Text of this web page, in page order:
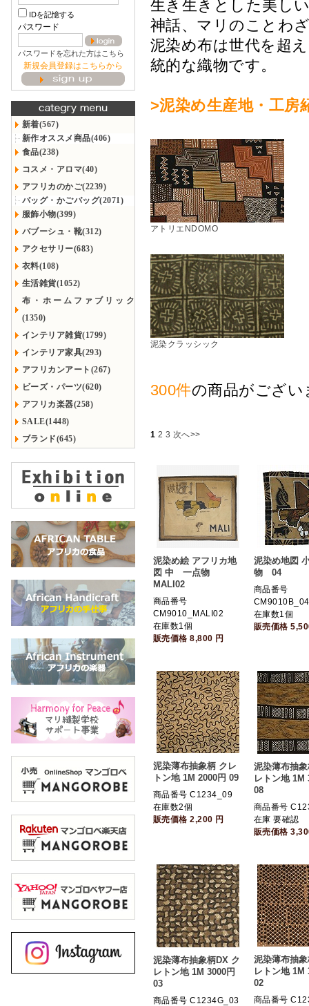
IDを記憶する
パスワード
パスワードを忘れた方はこちら
新規会員登録はこちらから
新着(567)
新作オススメ商品(406)
食品(238)
コスメ・アロマ(40)
アフリカのかご(2239)
バッグ・かごバッグ(2071)
服飾小物(399)
バブーシュ・靴(312)
アクセサリー(683)
衣料(108)
生活雑貨(1052)
布・ホームファブリック
(1350)
インテリア雑貨(1799)
インテリア家具(293)
アフリカンアート(267)
ビーズ・パーツ(620)
アフリカ楽器(258)
SALE(1448)
ブランド(645)
生き生きとした美し
神話、マリのことわ
泥染め布は世代を超
統的な織物です。
>泥染め生産地・工房
アトリエNDOMO
泥染クラッシック
300件の商品がござい
1 2 3 次へ>>
泥染め絵 アフリカ地
図 中 一点物
MALI02
商品番号
CM9010_MALI02
在庫数1個
販売価格8,800 円
泥染め地図
物 04
商品番号
CM9010B_04
在庫数1個
販売価格
泥染薄布抽象柄 クレ
トン地 1M 2000円 09
商品番号 C1234_09
在庫数2個
販売価格2,200 円
泥染薄布抽
レトン地 1M
08
商品番号
在庫 要確認
販売価格
泥染薄布抽象柄DX ク
レトン地 1M 3000円
03
商品番号 C1234G_03
泥染薄布抽
レトン地 1M
02
商品番号